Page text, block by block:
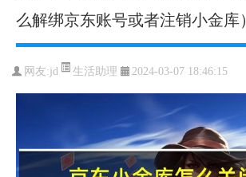
么解绑京东账号或者注销小金库）
网友:jd 生活助理 2024-03-07 18:46:15